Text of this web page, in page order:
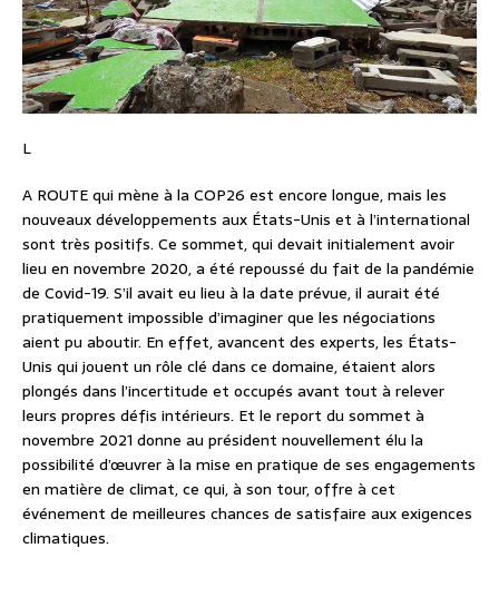
L
A ROUTE qui mène à la COP26 est encore longue, mais les
nouveaux développements aux États-Unis et à l’international
sont très positifs. Ce sommet, qui devait initialement avoir
lieu en novembre 2020, a été repoussé du fait de la pandémie
de Covid-19. S’il avait eu lieu à la date prévue, il aurait été
pratiquement impossible d’imaginer que les négociations
aient pu aboutir. En effet, avancent des experts, les États-
Unis qui jouent un rôle clé dans ce domaine, étaient alors
plongés dans l’incertitude et occupés avant tout à relever
leurs propres défis intérieurs. Et le report du sommet à
novembre 2021 donne au président nouvellement élu la
possibilité d’œuvrer à la mise en pratique de ses engagements
en matière de climat, ce qui, à son tour, offre à cet
événement de meilleures chances de satisfaire aux exigences
climatiques.